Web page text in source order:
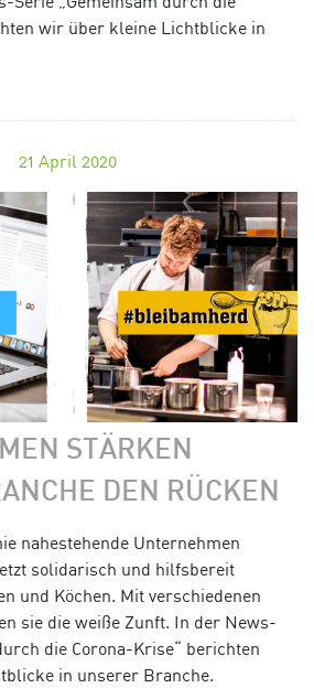
wir über kleine Lichtblicke in
21 April 2020
STÄRKEN
DEN RÜCKEN
nahestehende Unternehmen
solidarisch und hilfsbereit
und Köchen. Mit verschiedenen
sie die weiße Zunft. In der News-
die Corona-Krise“ berichten
in unserer Branche.